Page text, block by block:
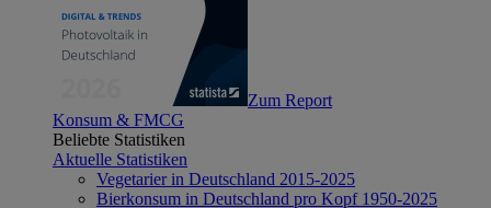
Zum Report
Konsum & FMCG
Beliebte Statistiken
Aktuelle Statistiken
Vegetarier in Deutschland 2015-2025
Bierkonsum in Deutschland pro Kopf 1950-2025